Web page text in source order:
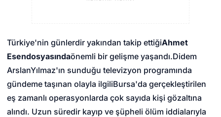
Türkiye'nin günlerdir yakından takip ettiğiAhmet
Esendosyasındaönemli bir gelişme yaşandı.Didem
ArslanYılmaz'ın sunduğu televizyon programında
gündeme taşınan olayla ilgiliBursa'da gerçekleştirilen
eş zamanlı operasyonlarda çok sayıda kişi gözaltına
alındı. Uzun süredir kayıp ve şüpheli ölüm iddialarıyla